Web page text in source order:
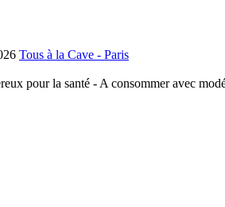
Tous à la Cave - Paris
pour la santé - A consommer avec